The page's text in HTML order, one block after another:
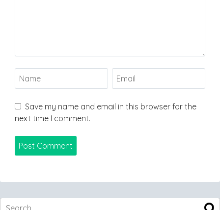
Save my name and email in this browser for the
next time I comment.